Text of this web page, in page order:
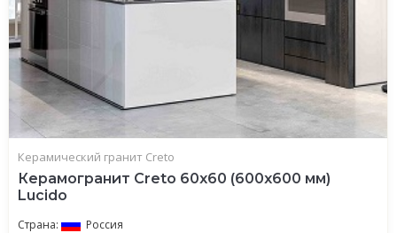
Керамический гранит Creto
Керамогранит Creto 60x60 (600x600 мм)
Lucido
Страна:
Россия